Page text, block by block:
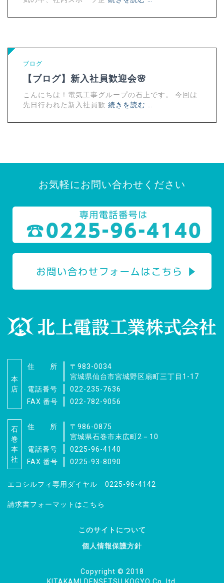
ブログ
【ブログ】新入社員歓迎会🌸
こんにちは！電気工事グループの石上です。 今回は
先日行われた新入社員歓 続きを読む …
お気軽にお問い合わせください
本
店
住 所
〒983-0034
宮城県仙台市宮城野区扇町三丁目1-17
電話番号
022-235-7636
FAX 番号
022-782-9056
石
巻
本
社
住 所
〒986-0875
宮城県石巻市末広町2－10
電話番号
0225-96-4140
FAX 番号
0225-93-8090
エコシルフィ専用ダイヤル 0225-96-4142
請求書フォーマットはこちら
このサイトについて
個人情報保護方針
Copyright © 2018
KITAKAMI DENSETSU KOGYO Co.,ltd.